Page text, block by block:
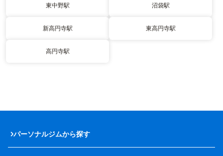
東中野駅 沼袋駅
新高円寺駅 東高円寺駅
高円寺駅
パーソナルジムから探す